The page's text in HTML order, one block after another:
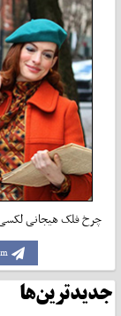
چرخ فلک هیجانی
جدیدترین‌ها